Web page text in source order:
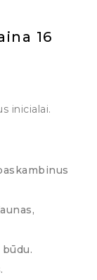
16
inicialai.